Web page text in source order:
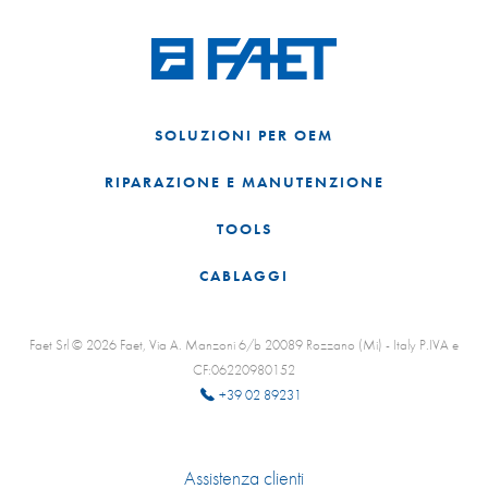
SOLUZIONI PER OEM
RIPARAZIONE E MANUTENZIONE
TOOLS
CABLAGGI
Faet Srl © 2026 Faet, Via A. Manzoni 6/b 20089 Rozzano (Mi) - Italy P.IVA e
CF:06220980152
+39 02 89231
Assistenza clienti